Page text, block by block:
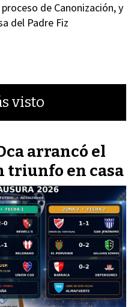
de Canonización, y
del Padre Fiz
visto
arrancó el
triunfo en casa